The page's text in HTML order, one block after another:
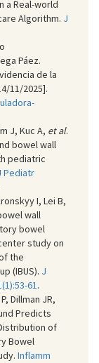
a Real-world
Algorithm. J
Páez.
de la
11/2025].
J, Kuc A, et al.
bowel wall
pediatric
Pediatr
I, Lei B,
wall
bowel
study on
the
(IBUS). J
61 .
Dillman JR,
Predicts
of
Bowel
Inflamm